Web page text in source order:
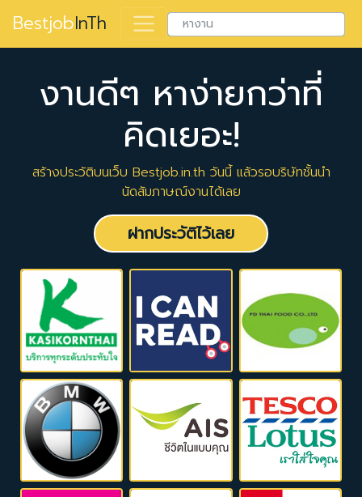
BestjobInTh
งานดีๆ หาง่ายกว่าที่
คิดเยอะ!
สร้างประวัติบนเว็บ Bestjob.in.th วันนี้ แล้วรอบริษัทชั้นนำ
นัดสัมภาษณ์งานได้เลย
ฝากประวัติไว้เลย